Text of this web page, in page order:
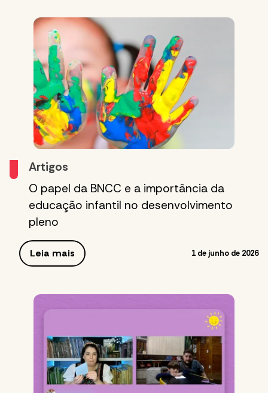
Artigos
O papel da BNCC e a importância da
educação infantil no desenvolvimento
pleno
Leia mais 1 de junho de 2026